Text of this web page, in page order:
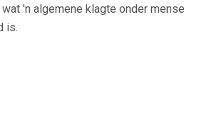
'n algemene klagte onder mense
is.